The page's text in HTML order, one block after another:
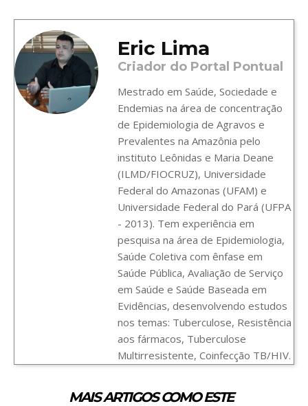
Eric Lima
Criador do Portal Pontual
Mestrado em Saúde, Sociedade e
Endemias na área de concentração
de Epidemiologia de Agravos e
Prevalentes na Amazônia pelo
instituto Leônidas e Maria Deane
(ILMD/FIOCRUZ), Universidade
Federal do Amazonas (UFAM) e
Universidade Federal do Pará (UFPA
- 2013). Tem experiência em
pesquisa na área de Epidemiologia,
Saúde Coletiva com ênfase em
Saúde Pública, Avaliação de Serviço
em Saúde e Saúde Baseada em
Evidências, desenvolvendo estudos
nos temas: Tuberculose, Resistência
aos fármacos, Tuberculose
Multirresistente, Coinfecção TB/HIV.
MAIS ARTIGOS COMO ESTE